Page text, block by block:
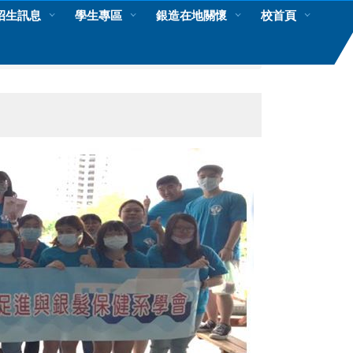
生訊息 學生專區 銀造在地關懷 校首頁